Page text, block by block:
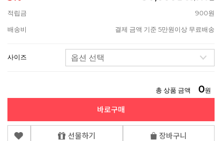
적립금
900원
배송비 결제 금액 기준 5만원이상 무료배송
사이즈
총 상품 금액 0원
바로구매
선물하기 장바구니